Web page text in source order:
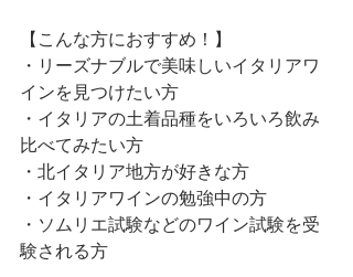
【こんな方におすすめ！】
・リーズナブルで美味しいイタリアワ
インを見つけたい方
・イタリアの土着品種をいろいろ飲み
比べてみたい方
・北イタリア地方が好きな方
・イタリアワインの勉強中の方
・ソムリエ試験などのワイン試験を受
験される方